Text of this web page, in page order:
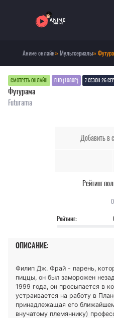
Аниме онлайн»Мультсериалы»
СМОТРЕТЬ ОНЛАЙН FHD (1080P) 7 СЕЗОН 26
Футурама
Futurama
Добавить в
Рейтинг
0
Рейтинг:
ОПИСАНИЕ:
Филип Дж. Фрай - парень,
пиццы, он был заморожен
1999 года, он просыпается в
устраивается на работу в
принадлежащая его
внучатому племяннику)